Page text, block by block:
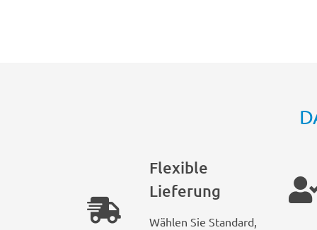
Flexible
Lieferung
Wählen Sie Standard,